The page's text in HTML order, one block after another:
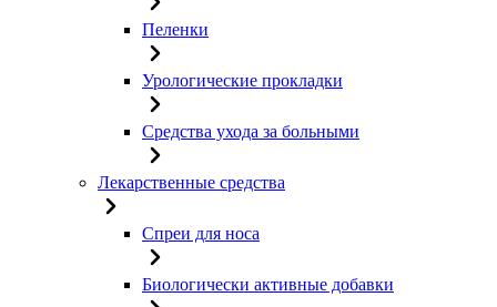
Пеленки
Урологические прокладки
Средства ухода за больными
Лекарственные средства
Спреи для носа
Биологически активные добавки